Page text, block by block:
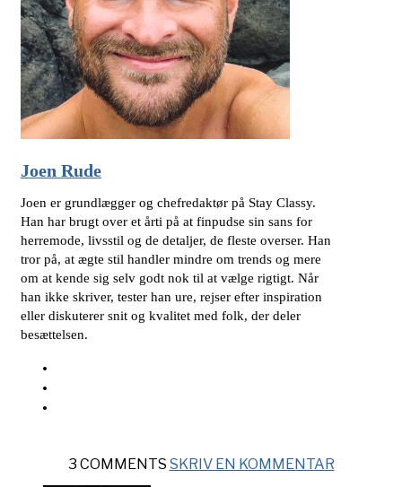
Joen Rude
Joen er grundlægger og chefredaktør på Stay Classy.
Han har brugt over et årti på at finpudse sin sans for
herremode, livsstil og de detaljer, de fleste overser. Han
tror på, at ægte stil handler mindre om trends og mere
om at kende sig selv godt nok til at vælge rigtigt. Når
han ikke skriver, tester han ure, rejser efter inspiration
eller diskuterer snit og kvalitet med folk, der deler
besættelsen.
3 COMMENTS SKRIV EN KOMMENTAR